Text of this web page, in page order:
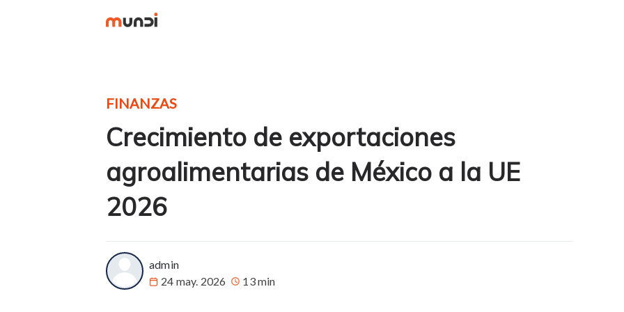
FINANZAS
Crecimiento de exportaciones
agroalimentarias de México a la UE
2026
admin
24 may. 2026
13 min